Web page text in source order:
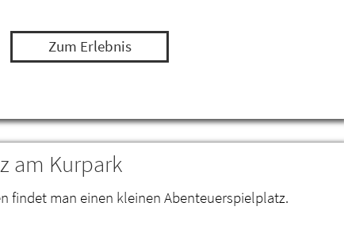
Zum Erlebnis
am Kurpark
findet man einen kleinen Abenteuerspielplatz.